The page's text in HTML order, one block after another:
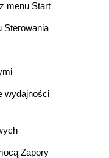
menu Start
Sterowania
wydajności
Zapory